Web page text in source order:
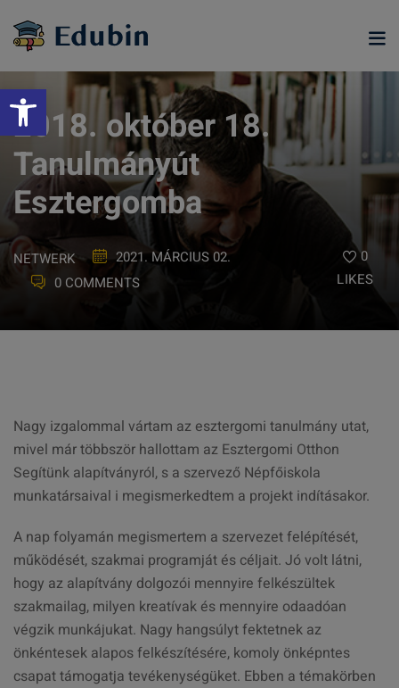
Eszköztár megnyitása
content
2018. október 18.
Tanulmányút
Esztergomba
NETWERK
2021. MÁRCIUS 02.
0 COMMENTS
0
LIKES
Nagy izgalommal vártam az esztergomi tanulmány utat,
mivel már többször hallottam az Esztergomi Otthon
Segítünk alapítványról, s a szervező Népfőiskola
munkatársaival i megismerkedtem a projekt indításakor.
A nap folyamán megismertem a szervezet felépítését,
működését, szakmai programját és céljait. Jó volt látni,
hogy az alapítvány dolgozói mennyire felkészültek
szakmailag, milyen kreatívak és mennyire odaadóan
végzik munkájukat. Nagy hangsúlyt fektetnek az
önkéntesek alapos felkészítésére, komoly önképntes
csapat támogatja tevékenységüket. Ebben a témakörben